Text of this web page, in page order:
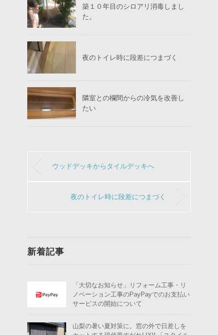
築１０年目のシロアリ消毒しまし
た。
夜のトイレ時に段差につまづく
隣室との欄間からの冷気を改善し
たい
ウッドデッキからタイルデッキへ
夜のトイレ時に段差につまづく
新着記事
「大切なお知らせ」リフォーム工事・リ
ノベーション工事のPayPayでのお支払い
サービスの開始について
山梨の暑い夏対策に。窓の外で日差しを